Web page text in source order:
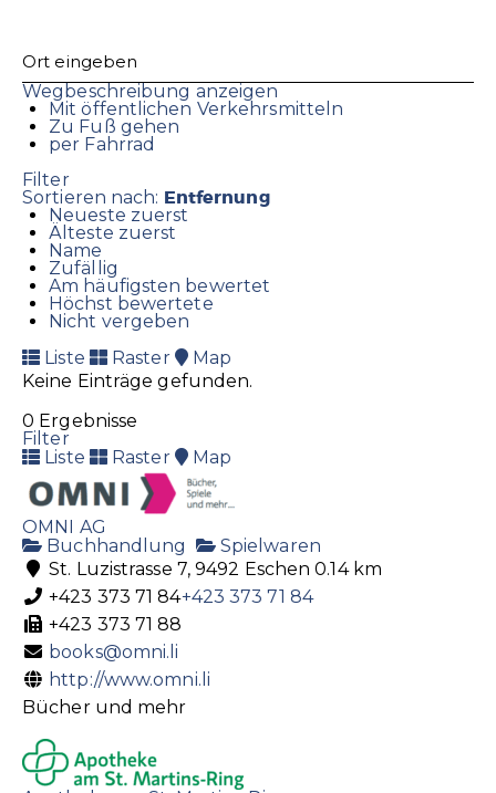
Wegbeschreibung anzeigen
Mit öffentlichen Verkehrsmitteln
Zu Fuß gehen
per Fahrrad
Filter
Sortieren nach: Entfernung
Neueste zuerst
Älteste zuerst
Name
Zufällig
Am häufigsten bewertet
Höchst bewertete
Nicht vergeben
Liste
Raster
Map
Keine Einträge gefunden.
0 Ergebnisse
Filter
Liste
Raster Map
OMNI AG
Buchhandlung
Spielwaren
St. Luzistrasse 7, 9492 Eschen 0.14 km
+423 373 71 84+423 373 71 84
+423 373 71 88
books@omni.li
http://www.omni.li
Bücher und mehr